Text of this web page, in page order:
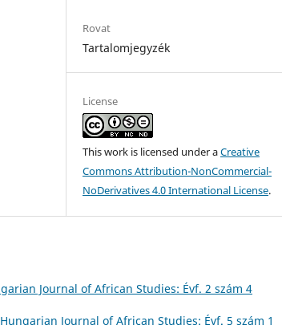
Rovat
Tartalomjegyzék
License
This work is licensed under aCreative
Commons Attribution-NonCommercial-
NoDerivatives 4.0 International License.
Journal of African Studies: Évf. 2 szám 4
Journal of African Studies: Évf. 5 szám 1